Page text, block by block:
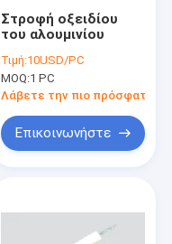
Στροφή οξειδίου
του αλουμινίου
Τιμή:10USD/PC
MOQ:1 PC
Λάβετε την πιο πρόσφατη
Επικοινωνήστε